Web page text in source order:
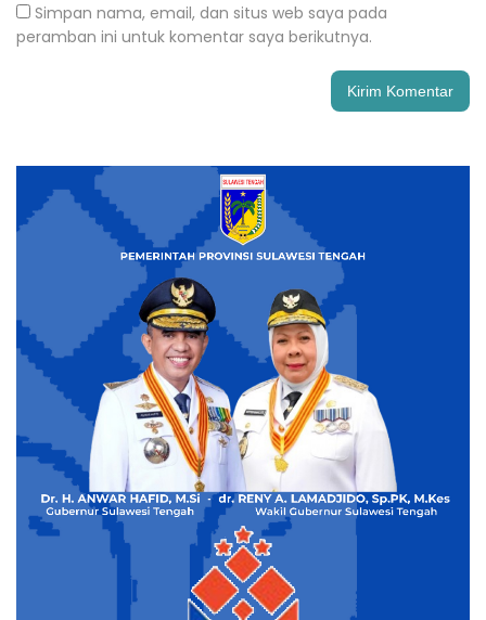
Simpan nama, email, dan situs web saya pada
peramban ini untuk komentar saya berikutnya.